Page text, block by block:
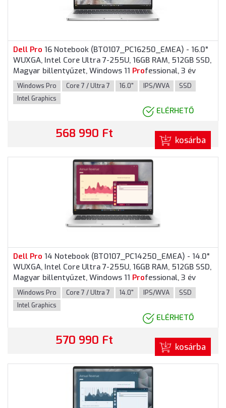
Dell Pro 16 Notebook (BTO107_PC16250_EMEA) - 16.0"
WUXGA, Intel Core Ultra 7-255U, 16GB RAM, 512GB SSD,
Magyar billentyűzet, Windows 11 Professional, 3 év
garancia, Platinaszürke színben
Windows Pro Core 7 / Ultra 7 16.0" IPS/WVA
SSD
Intel Graphics
ELÉRHETŐ
568 990 Ft kosárba
Dell Pro 14 Notebook (BTO107_PC14250_EMEA) - 14.0"
WUXGA, Intel Core Ultra 7-255U, 16GB RAM, 512GB SSD,
Magyar billentyűzet, Windows 11 Professional, 3 év
garancia, Platinaezüst színben
Windows Pro Core 7 / Ultra 7 14.0" IPS/WVA
SSD
Intel Graphics
ELÉRHETŐ
570 990 Ft kosárba